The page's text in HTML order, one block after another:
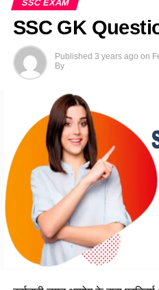
SSC EXAM
SSC GK
Published 3 years ago on
By